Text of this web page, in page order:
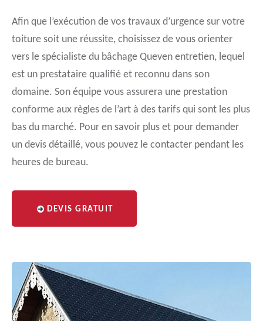
Afin que l’exécution de vos travaux d’urgence sur votre
toiture soit une réussite, choisissez de vous orienter
vers le spécialiste du bâchage Queven entretien, lequel
est un prestataire qualifié et reconnu dans son
domaine. Son équipe vous assurera une prestation
conforme aux règles de l’art à des tarifs qui sont les plus
bas du marché. Pour en savoir plus et pour demander
un devis détaillé, vous pouvez le contacter pendant les
heures de bureau.
DEVIS GRATUIT